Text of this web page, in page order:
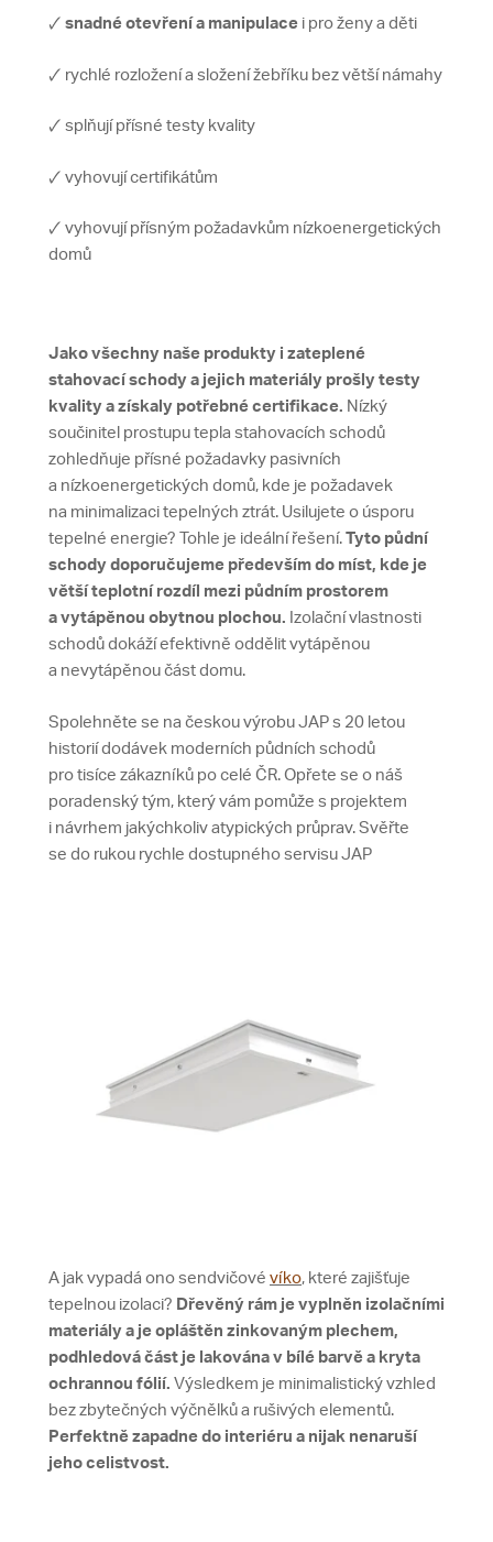
🗸 snadné otevření a manipulace i pro ženy a děti
🗸 rychlé rozložení a složení žebříku bez větší námahy
🗸 splňují přísné testy kvality
🗸 vyhovují certifikátům
🗸 vyhovují přísným požadavkům nízkoenergetických
domů
Jako všechny naše produkty i zateplené
stahovací schody a jejich materiály prošly testy
kvality a získaly potřebné certifikace. Nízký
součinitel prostupu tepla stahovacích schodů
zohledňuje přísné požadavky pasivních
a nízkoenergetických domů, kde je požadavek
na minimalizaci tepelných ztrát. Usilujete o úsporu
tepelné energie? Tohle je ideální řešení. Tyto půdní
schody doporučujeme především do míst, kde je
větší teplotní rozdíl mezi půdním prostorem
a vytápěnou obytnou plochou. Izolační vlastnosti
schodů dokáží efektivně oddělit vytápěnou
a nevytápěnou část domu.
Spolehněte se na českou výrobu JAP s 20 letou
historií dodávek moderních půdních schodů
pro tisíce zákazníků po celé ČR. Opřete se o náš
poradenský tým, který vám pomůže s projektem
i návrhem jakýchkoliv atypických průprav. Svěřte
se do rukou rychle dostupného servisu JAP
A jak vypadá ono sendvičové víko, které zajišťuje
tepelnou izolaci? Dřevěný rám je vyplněn izolačními
materiály a je opláštěn zinkovaným plechem,
podhledová část je lakována v bílé barvě a kryta
ochrannou fólií. Výsledkem je minimalistický vzhled
bez zbytečných výčnělků a rušivých elementů.
Perfektně zapadne do interiéru a nijak nenaruší
jeho celistvost.